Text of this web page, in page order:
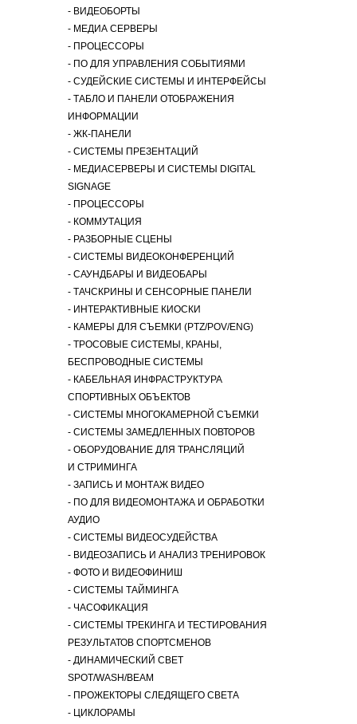
​- ВИДЕОБОРТЫ
​- МЕДИА СЕРВЕРЫ
​- ПРОЦЕССОРЫ
​- ПО ДЛЯ УПРАВЛЕНИЯ СОБЫТИЯМИ
​- СУДЕЙСКИЕ СИСТЕМЫ И ИНТЕРФЕЙСЫ
​- ТАБЛО И ПАНЕЛИ ОТОБРАЖЕНИЯ
ИНФОРМАЦИИ
​- ЖК-ПАНЕЛИ
​- СИСТЕМЫ ПРЕЗЕНТАЦИЙ
​- МЕДИАСЕРВЕРЫ И СИСТЕМЫ DIGITAL
SIGNAGE
​- ПРОЦЕССОРЫ
​- КОММУТАЦИЯ
​- РАЗБОРНЫЕ СЦЕНЫ
​- СИСТЕМЫ ВИДЕОКОНФЕРЕНЦИЙ
​- САУНДБАРЫ И ВИДЕОБАРЫ
​- ТАЧСКРИНЫ И СЕНСОРНЫЕ ПАНЕЛИ
​- ИНТЕРАКТИВНЫЕ КИОСКИ
​- КАМЕРЫ ДЛЯ СЪЕМКИ (PTZ/POV/ENG)
​- ТРОСОВЫЕ СИСТЕМЫ, КРАНЫ,
БЕСПРОВОДНЫЕ СИСТЕМЫ
​- КАБЕЛЬНАЯ ИНФРАСТРУКТУРА
СПОРТИВНЫХ ОБЪЕКТОВ
​- СИСТЕМЫ МНОГОКАМЕРНОЙ СЪЕМКИ
​- СИСТЕМЫ ЗАМЕДЛЕННЫХ ПОВТОРОВ
- ОБОРУДОВАНИЕ ДЛЯ ТРАНСЛЯЦИЙ
И СТРИМИНГА
​- ЗАПИСЬ И МОНТАЖ ВИДЕО
​- ПО ДЛЯ ВИДЕОМОНТАЖА И ОБРАБОТКИ
АУДИО
​- СИСТЕМЫ ВИДЕОСУДЕЙСТВА
​- ВИДЕОЗАПИСЬ И АНАЛИЗ ТРЕНИРОВОК
​- ФОТО И ВИДЕОФИНИШ
​- СИСТЕМЫ ТАЙМИНГА
- ЧАСОФИКАЦИЯ
​- СИСТЕМЫ ТРЕКИНГА И ТЕСТИРОВАНИЯ
РЕЗУЛЬТАТОВ СПОРТСМЕНОВ
​- ДИНАМИЧЕСКИЙ СВЕТ
SPOT/WASH/BEAM
​- ПРОЖЕКТОРЫ СЛЕДЯЩЕГО СВЕТА
​- ЦИКЛОРАМЫ